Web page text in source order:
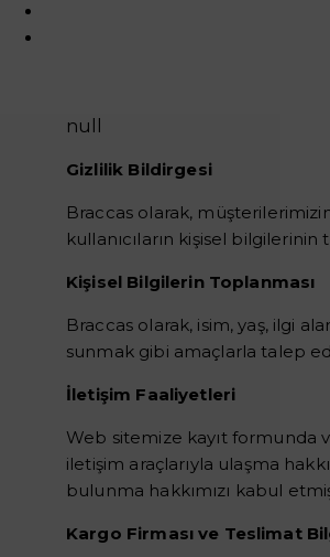
null
Gizlilik Bildirgesi
Braccas olarak,
kullanıcıların kişisel
Kişisel Bilgilerin Toplanması
Braccas olarak, isim, yaş, ilgi
sunmak gibi amaçlarla talep
İletişim Faaliyetleri
Web sitemize kayıt formunda
iletişim araçlarıyla ulaşma
bulunma hakkımızı kabul
Kargo Firması ve Teslimat